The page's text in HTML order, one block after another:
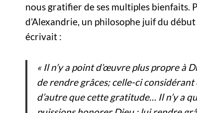
nous gratifier de ses multiples bienfaits.
d’Alexandrie, un philosophe juif du
écrivait :
« Il n’y a point d’œuvre plus propre à
de rendre grâces; celle-ci
d’autre que cette gratitude… Il n’y a